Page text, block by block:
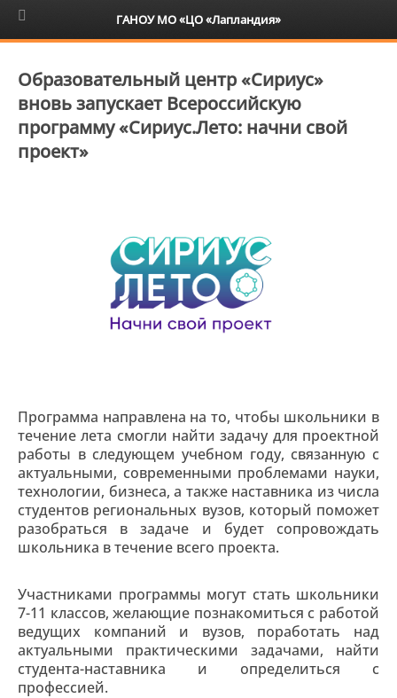
6+
Образовательный центр «Сириус»
вновь запускает Всероссийскую
программу «Сириус.Лето: начни свой
проект»
Программа направлена на то, чтобы школьники в
течение лета смогли найти задачу для проектной
работы в следующем учебном году, связанную с
актуальными, современными проблемами науки,
технологии, бизнеса, а также наставника из числа
студентов региональных вузов, который поможет
разобраться в задаче и будет сопровождать
школьника в течение всего проекта.
Участниками программы могут стать школьники
7-11 классов, желающие познакомиться с работой
ведущих компаний и вузов, поработать над
актуальными практическими задачами, найти
студента-наставника и определиться с
профессией.
ГАНОУ МО «ЦО «Лапландия»